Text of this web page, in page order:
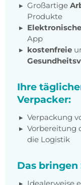
Großartige
Produkte
App
kostenfreie
Ihre
Verpacker:
Verpackung
Vorbereitung
die Logistik
Das bringen